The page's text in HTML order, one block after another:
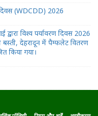
(WDCDD) 2026
विश्व पर्यावरण दिवस 2026
देहरादून में पैम्फलेट वितरण
किया गया।